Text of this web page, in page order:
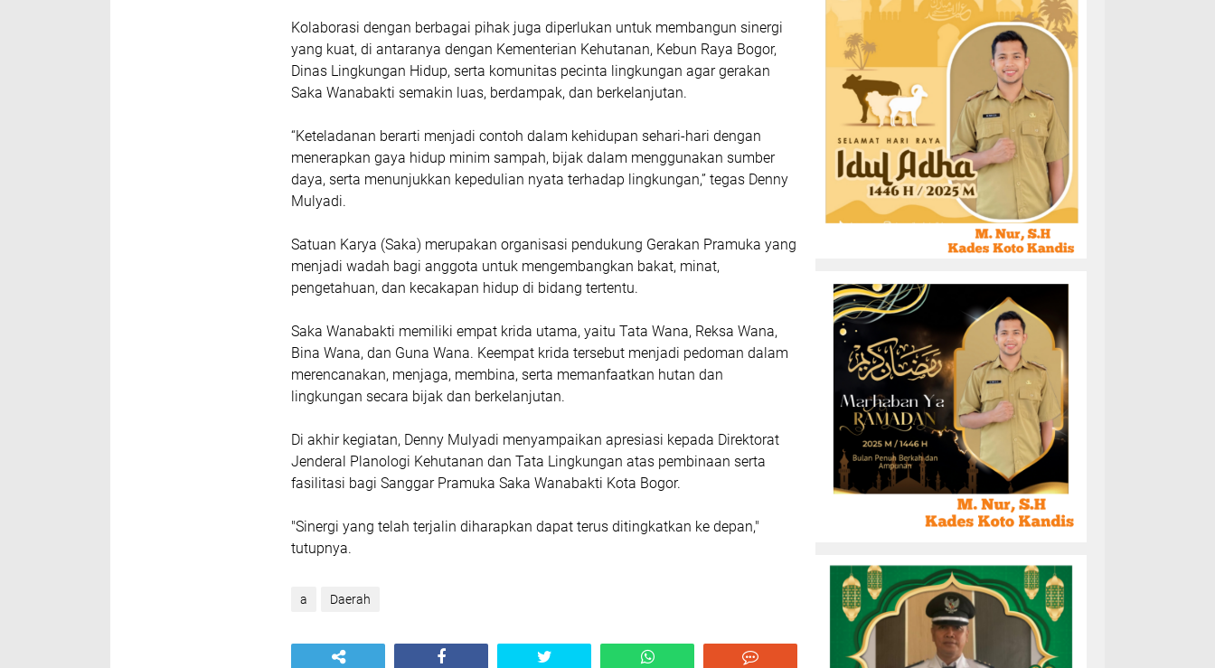
Kolaborasi dengan berbagai pihak juga diperlukan untuk membangun sinergi
yang kuat, di antaranya dengan Kementerian Kehutanan, Kebun Raya Bogor,
Dinas Lingkungan Hidup, serta komunitas pecinta lingkungan agar gerakan
Saka Wanabakti semakin luas, berdampak, dan berkelanjutan.
“Keteladanan berarti menjadi contoh dalam kehidupan sehari-hari dengan
menerapkan gaya hidup minim sampah, bijak dalam menggunakan sumber
daya, serta menunjukkan kepedulian nyata terhadap lingkungan,” tegas Denny
Mulyadi.
Satuan Karya (Saka) merupakan organisasi pendukung Gerakan Pramuka yang
menjadi wadah bagi anggota untuk mengembangkan bakat, minat,
pengetahuan, dan kecakapan hidup di bidang tertentu.
Saka Wanabakti memiliki empat krida utama, yaitu Tata Wana, Reksa Wana,
Bina Wana, dan Guna Wana. Keempat krida tersebut menjadi pedoman dalam
merencanakan, menjaga, membina, serta memanfaatkan hutan dan
lingkungan secara bijak dan berkelanjutan.
Di akhir kegiatan, Denny Mulyadi menyampaikan apresiasi kepada Direktorat
Jenderal Planologi Kehutanan dan Tata Lingkungan atas pembinaan serta
fasilitasi bagi Sanggar Pramuka Saka Wanabakti Kota Bogor.
"Sinergi yang telah terjalin diharapkan dapat terus ditingkatkan ke depan,"
tutupnya.
a Daerah